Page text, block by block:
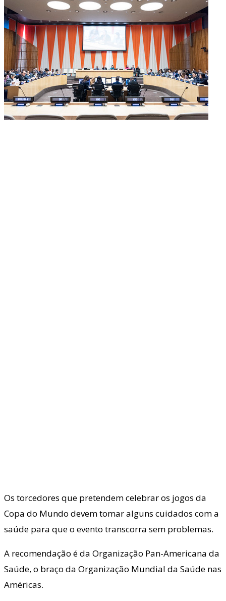
Os torcedores que pretendem celebrar os jogos da
Copa do Mundo devem tomar alguns cuidados com a
saúde para que o evento transcorra sem problemas.
A recomendação é da Organização Pan-Americana da
Saúde, o braço da Organização Mundial da Saúde nas
Américas.